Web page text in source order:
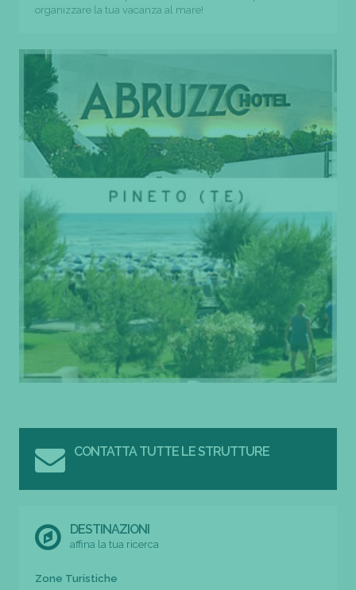
organizzare la tua vacanza al mare!
CONTATTA TUTTE LE STRUTTURE
DESTINAZIONI
affina la tua ricerca
Zone Turistiche